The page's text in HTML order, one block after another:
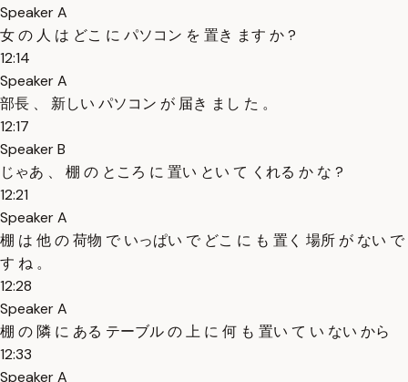
Speaker A
女 の 人 は どこ に パソコン を 置き ます か ?
12:14
Speaker A
部長 、 新しい パソコン が 届き まし た 。
12:17
Speaker B
じゃあ 、 棚 の ところ に 置い とい て くれる か な ?
12:21
Speaker A
棚 は 他 の 荷物 で いっぱい で どこ に も 置く 場所 が ない で
す ね 。
12:28
Speaker A
棚 の 隣 に ある テーブル の 上 に 何 も 置い て い ない から
12:33
Speaker A